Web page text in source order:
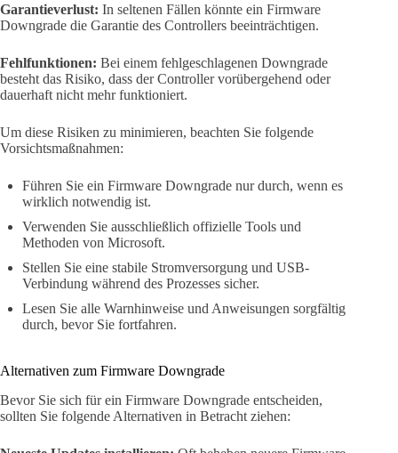
Garantieverlust: In seltenen Fällen könnte ein Firmware
Downgrade die Garantie des Controllers beeinträchtigen.
Fehlfunktionen: Bei einem fehlgeschlagenen Downgrade
besteht das Risiko, dass der Controller vorübergehend oder
dauerhaft nicht mehr funktioniert.
Um diese Risiken zu minimieren, beachten Sie folgende
Vorsichtsmaßnahmen:
Führen Sie ein Firmware Downgrade nur durch, wenn es
wirklich notwendig ist.
Verwenden Sie ausschließlich offizielle Tools und
Methoden von Microsoft.
Stellen Sie eine stabile Stromversorgung und USB-
Verbindung während des Prozesses sicher.
Lesen Sie alle Warnhinweise und Anweisungen sorgfältig
durch, bevor Sie fortfahren.
Alternativen zum Firmware Downgrade
Bevor Sie sich für ein Firmware Downgrade entscheiden,
sollten Sie folgende Alternativen in Betracht ziehen: